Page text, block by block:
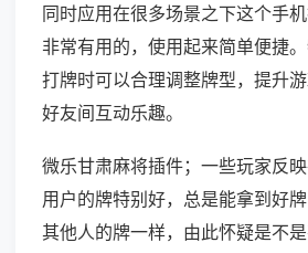
同时应用在很多场景之下这个手
非常有用的，使用起来简单便捷
打牌时可以合理调整牌型，提升
好友间互动乐趣。
微乐甘肃麻将插件；一些玩家反
用户的牌特别好，总是能拿到好
其他人的牌一样，由此怀疑是不